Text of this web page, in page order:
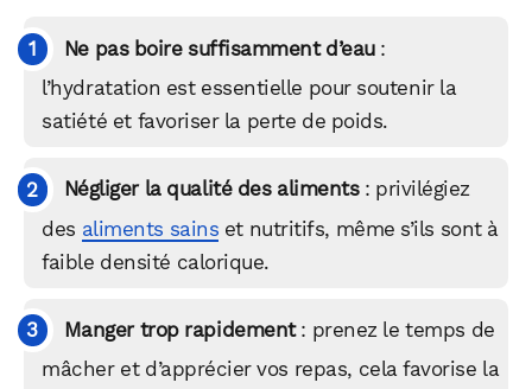
Ne pas boire suffisamment d’eau:
l’hydratation est essentielle pour soutenir la
satiété et favoriser la perte de poids.
Négliger la qualité des aliments: privilégiez
des aliments sains et nutritifs, même s’ils sont à
faible densité calorique.
Manger trop rapidement: prenez le temps de
mâcher et d’apprécier vos repas, cela favorise la